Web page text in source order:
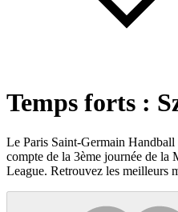
Temps forts :
Le Paris Saint-Germain Handball
compte de la 3ème journée de la
League. Retrouvez les meilleurs